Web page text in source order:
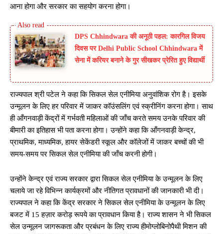
आना होगा और सरकार का सहयोग करना होगा।
DPS Chhindwara की अनूठी पहल: कारगिल विजय
दिवस पर Delhi Public School Chhindwara में
सेना में करियर बनाने के गुर सीखकर प्रेरित हुए विद्यार्थी
राज्यपाल श्री पटेल ने कहा कि सिकल सेल एनीमिया अनुवांशिक रोग है। इसके
उन्मूलन के लिए हर परिवार में जाकर कॉउंसलिंग एवं स्क्रीनिंग करना होगा। साथ
ही आँगनवाड़ी केंद्रों में गर्भवती महिलाओं की जाँच करते समय उनके परिवार की
बीमारी का इतिहास भी पता करना होगा। उन्होंने कहा कि आँगनवाड़ी केन्द्र,
प्राथमिक, माध्यमिक, हायर सेकेंडरी स्कूल और कॉलेजों में जाकर बच्चों की भी
समय-समय पर सिकल सेल एनीमिया की जाँच करनी होगी।
उन्होंने केन्द्र एवं राज्य सरकार द्वारा सिकल सेल एनीमिया के उन्मूलन के लिए
चलाये जा रहे विभिन्न कार्यक्रमों और नीतिगत प्रावधानों की जानकारी भी दी।
राज्यपाल ने कहा कि केंद्र सरकार ने सिकल सेल एनीमिया के उन्मूलन के लिए
बजट में 15 हज़ार करोड़ रूपये का प्रावधान किया है। राज्य शासन ने भी सिकल
सेल उन्मूलन जागरूकता और प्रबंधन के लिए राज्य हीमोग्लोबिनोपैथी मिशन की